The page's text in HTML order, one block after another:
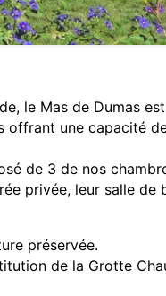
le Mas de Dumas
offrant une capacité
de 3 de nos
privée, leur salle de
préservée.
de la Grotte